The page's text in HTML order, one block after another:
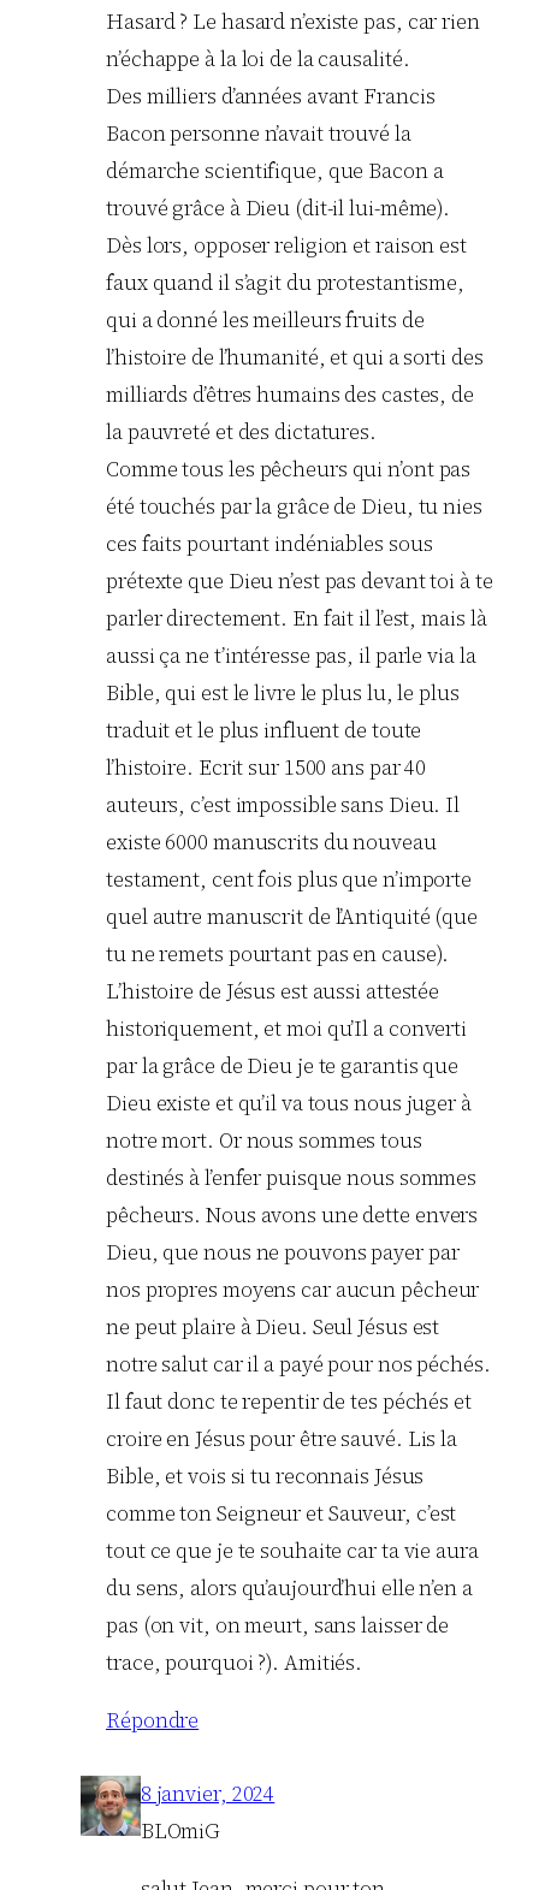
Hasard ? Le hasard n’existe pas, car rien
n’échappe à la loi de la causalité.
Des milliers d’années avant Francis
Bacon personne n’avait trouvé la
démarche scientifique, que Bacon a
trouvé grâce à Dieu (dit-il lui-même).
Dès lors, opposer religion et raison est
faux quand il s’agit du protestantisme,
qui a donné les meilleurs fruits de
l’histoire de l’humanité, et qui a sorti des
milliards d’êtres humains des castes, de
la pauvreté et des dictatures.
Comme tous les pêcheurs qui n’ont pas
été touchés par la grâce de Dieu, tu nies
ces faits pourtant indéniables sous
prétexte que Dieu n’est pas devant toi à te
parler directement. En fait il l’est, mais là
aussi ça ne t’intéresse pas, il parle via la
Bible, qui est le livre le plus lu, le plus
traduit et le plus influent de toute
l’histoire. Ecrit sur 1500 ans par 40
auteurs, c’est impossible sans Dieu. Il
existe 6000 manuscrits du nouveau
testament, cent fois plus que n’importe
quel autre manuscrit de l’Antiquité (que
tu ne remets pourtant pas en cause).
L’histoire de Jésus est aussi attestée
historiquement, et moi qu’Il a converti
par la grâce de Dieu je te garantis que
Dieu existe et qu’il va tous nous juger à
notre mort. Or nous sommes tous
destinés à l’enfer puisque nous sommes
pêcheurs. Nous avons une dette envers
Dieu, que nous ne pouvons payer par
nos propres moyens car aucun pêcheur
ne peut plaire à Dieu. Seul Jésus est
notre salut car il a payé pour nos péchés.
Il faut donc te repentir de tes péchés et
croire en Jésus pour être sauvé. Lis la
Bible, et vois si tu reconnais Jésus
comme ton Seigneur et Sauveur, c’est
tout ce que je te souhaite car ta vie aura
du sens, alors qu’aujourd’hui elle n’en a
pas (on vit, on meurt, sans laisser de
trace, pourquoi ?). Amitiés.
Répondre
8 janvier, 2024
BLOmiG